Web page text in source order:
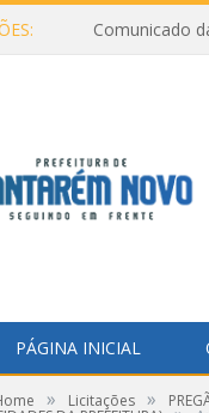
Comunicado
PÁGINA INICIAL
» Licitações »